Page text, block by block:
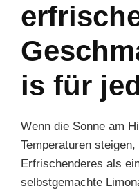
is für
Wenn die Sonne am
Temperaturen
Erfrischenderes als
selbstgemachte